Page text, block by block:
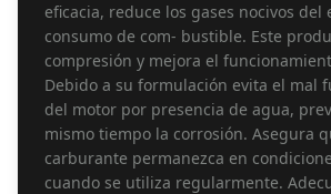
eficacia, reduce los gases nocivos del
consumo de com- bustible. Este
compresión y mejora el
Debido a su formulación evita el mal
del motor por presencia de agua,
mismo tiempo la corrosión. Asegura
carburante permanezca en
cuando se utiliza regularmente.